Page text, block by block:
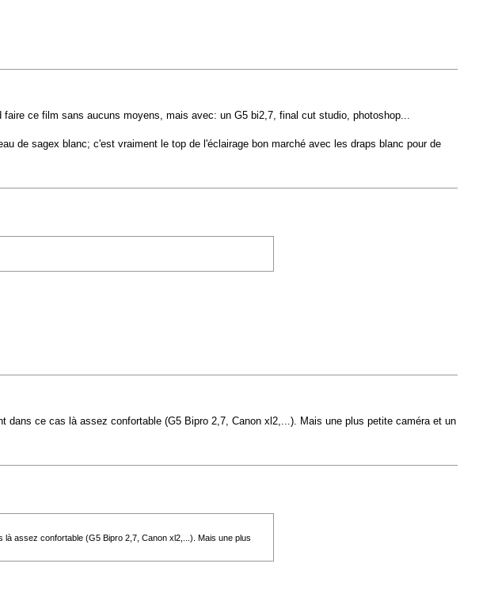
ce film sans aucuns moyens, mais avec: un G5 bi2,7, final cut studio, photoshop...
de sagex blanc; c'est vraiment le top de l'éclairage bon marché avec les draps blanc pour de
ce cas là assez confortable (G5 Bipro 2,7, Canon xl2,...). Mais une plus petite caméra et un
assez confortable (G5 Bipro 2,7, Canon xl2,...). Mais une plus